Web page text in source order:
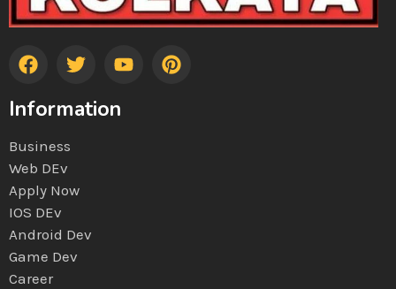
Information
Business
Web DEv
Apply Now
IOS DEv
Android Dev
Game Dev
Career